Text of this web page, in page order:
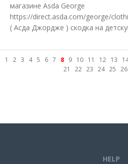
магазине Asda George
https://direct.asda.com/george/
( Асда Джордже ) скодка на
1
2 3 4 5 6 7 8 9 10 11 12 13
21
22 23 24 25 26
HELP